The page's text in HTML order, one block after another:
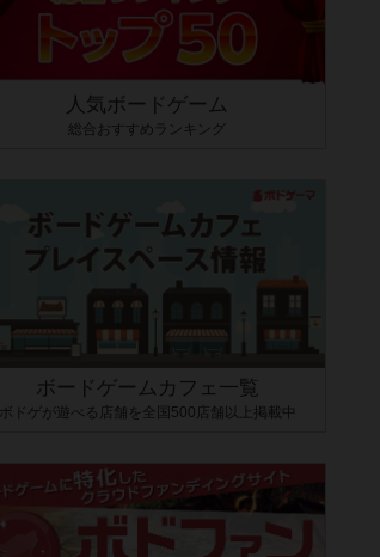
人気ボードゲーム
総合おすすめランキング
ボードゲームカフェ一覧
ボドゲが遊べる店舗を全国500店舗以上掲載中